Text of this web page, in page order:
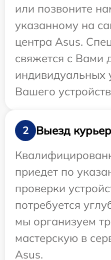
или позвоните
указанному на
центра Asus.
свяжется с Вами
индивидуальных
Вашего
2
Выезд
приедет по
проверки
потребуется
мы организуем
мастерскую в
Asus.